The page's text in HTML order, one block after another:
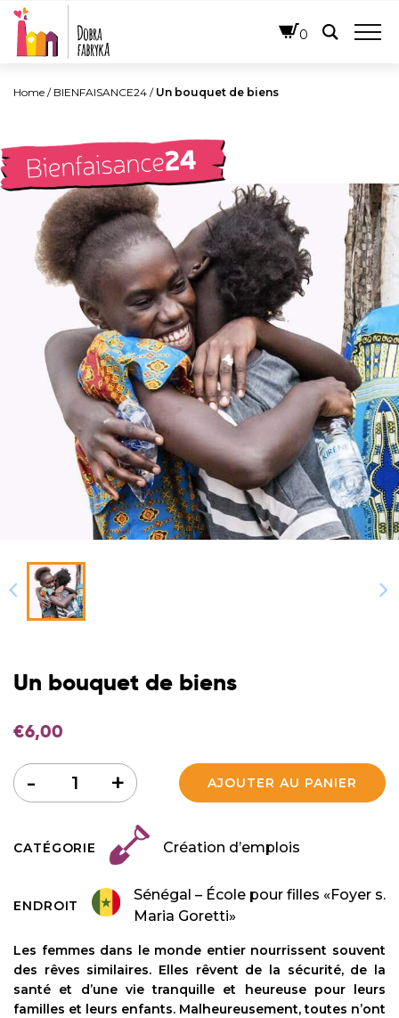
0
Home / BIENFAISANCE24 / Un bouquet de biens
Un bouquet de biens
€6,00
Quantité +
- AJOUTER AU PANIER
CATÉGORIE Création d’emplois
ENDROIT
Sénégal – École pour filles «Foyer s.
Maria Goretti»
Les femmes dans le monde entier nourrissent souvent
des rêves similaires. Elles rêvent de la sécurité, de la
santé et d’une vie tranquille et heureuse pour leurs
familles et leurs enfants. Malheureusement, toutes n’ont